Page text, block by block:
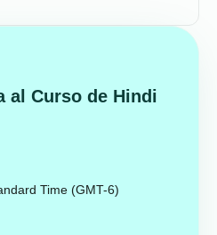
al Curso de Hindi
Time (GMT-6)